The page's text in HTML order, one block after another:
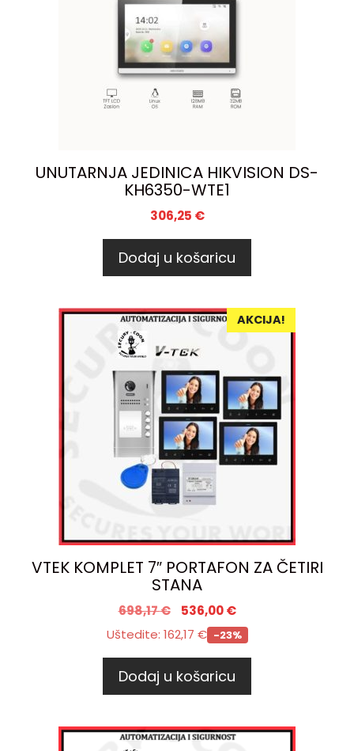
UNUTARNJA JEDINICA HIKVISION DS-
KH6350-WTE1
306,25 €
Dodaj u košaricu
AKCIJA!
VTEK KOMPLET 7″ PORTAFON ZA ČETIRI
STANA
698,17€ 536,00€
Uštedite: 162,17 € -23%
Dodaj u košaricu